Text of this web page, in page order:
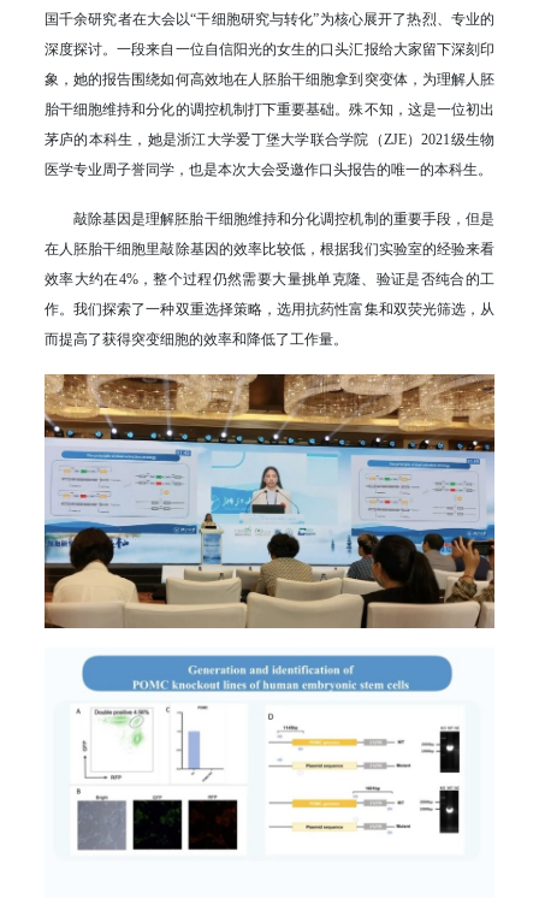
国千余研究者在大会以“干细胞研究与转化”为核心展开了热烈、专业的
深度探讨。一段来自一位自信阳光的女生的口头汇报给大家留下深刻印
象，她的报告围绕如何高效地在人胚胎干细胞拿到突变体，为理解人胚
胎干细胞维持和分化的调控机制打下重要基础。殊不知，这是一位初出
茅庐的本科生，她是浙江大学爱丁堡大学联合学院（ZJE）2021级生物
医学专业周子誉同学，也是本次大会受邀作口头报告的唯一的本科生。
敲除基因是理解胚胎干细胞维持和分化调控机制的重要手段，但是
在人胚胎干细胞里敲除基因的效率比较低，根据我们实验室的经验来看
效率大约在4%，整个过程仍然需要大量挑单克隆、验证是否纯合的工
作。我们探索了一种双重选择策略，选用抗药性富集和双荧光筛选，从
而提高了获得突变细胞的效率和降低了工作量。